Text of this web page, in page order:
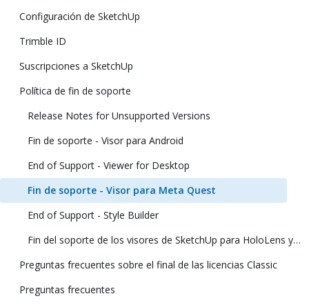
Configuración de SketchUp
Trimble ID
Suscripciones a SketchUp
Política de fin de soporte
Release Notes for Unsupported Versions
Fin de soporte - Visor para Android
End of Support - Viewer for Desktop
Fin de soporte - Visor para Meta Quest
End of Support - Style Builder
Fin del soporte de los visores de SketchUp para HoloLens y realidad virtual
Preguntas frecuentes sobre el final de las licencias Classic
Preguntas frecuentes